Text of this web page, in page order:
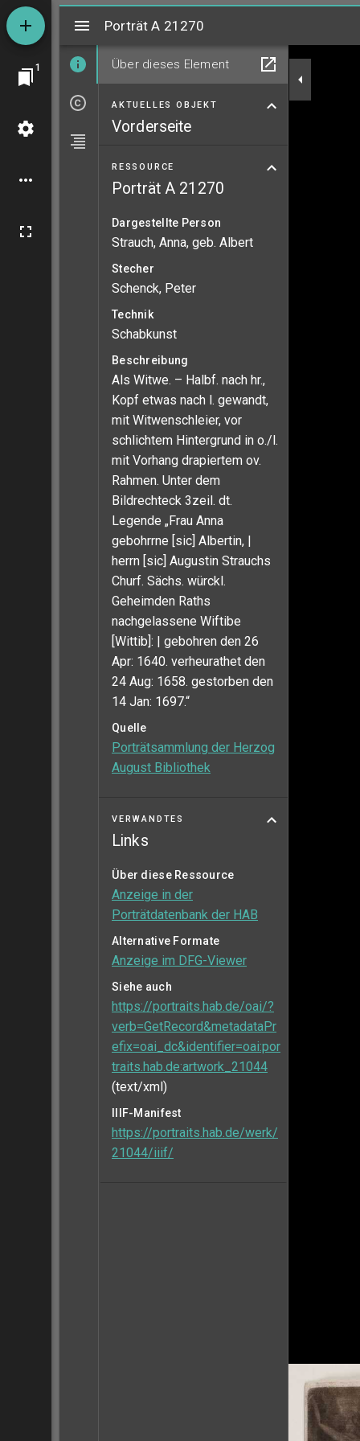
1
MiradorPorträt A 21270
Über dieses Element
AKTUELLES OBJEKT
Vorderseite
RESSOURCE
Porträt A 21270
Dargestellte Person
Strauch, Anna, geb. Albert
Stecher
Schenck, Peter
Technik
Schabkunst
Beschreibung
Als Witwe. – Halbf. nach hr.,
Kopf etwas nach l. gewandt,
mit Witwenschleier, vor
schlichtem Hintergrund in o./l.
mit Vorhang drapiertem ov.
Rahmen. Unter dem
Bildrechteck 3zeil. dt.
Legende „Frau Anna
gebohrrne [sic] Albertin, |
herrn [sic] Augustin Strauchs
Churf. Sächs. würckl.
Geheimden Raths
nachgelassene Wiftibe
[Wittib]: | gebohren den 26
Apr: 1640. verheurathet den
24 Aug: 1658. gestorben den
14 Jan: 1697.“
Quelle
Porträtsammlung der Herzog
August Bibliothek
VERWANDTES
Links
Über diese Ressource
Anzeige in der
Porträtdatenbank der HAB
Alternative Formate
Anzeige im DFG-Viewer
Siehe auch
https://portraits.hab.de/oai/?
verb=GetRecord&metadataPr
efix=oai_dc&identifier=oai:por
traits.hab.de:artwork_21044
(text/xml)
IIIF-Manifest
https://portraits.hab.de/werk/
21044/iiif/
Porträt A 21270